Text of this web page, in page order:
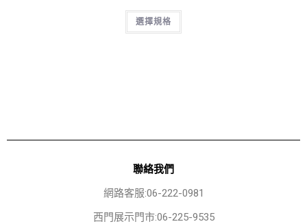
選擇規格
聯絡我們
網路客服:06-222-0981
西門展示門市:06-225-9535